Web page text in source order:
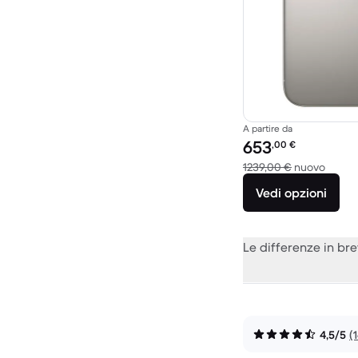
A partire da
Prezzo del
653,00 €
1239,00 € nuovo
Vedi opzioni
Le differenze in
4,5/5